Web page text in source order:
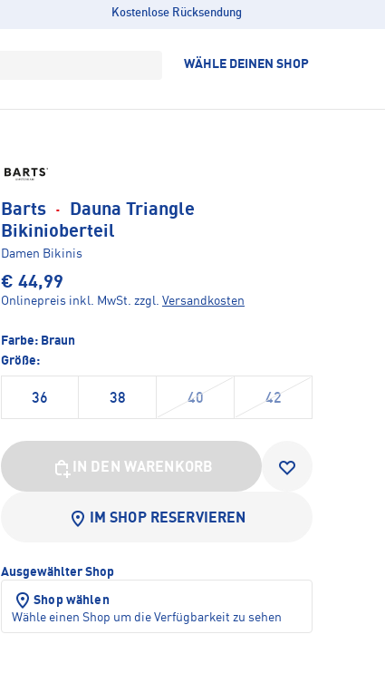
Kostenlose Rücksendung
WÄHLE DEINEN SHOP
Barts · Dauna Triangle
Bikinioberteil
Damen Bikinis
€ 44,99
Onlinepreis inkl. MwSt. zzgl. Versandkosten
Farbe: Braun
Größe:
36 38 40 42
IN DEN WARENKORB
IM SHOP RESERVIEREN
Ausgewählter Shop
Shop wählen
Wähle einen Shop um die Verfügbarkeit zu sehen